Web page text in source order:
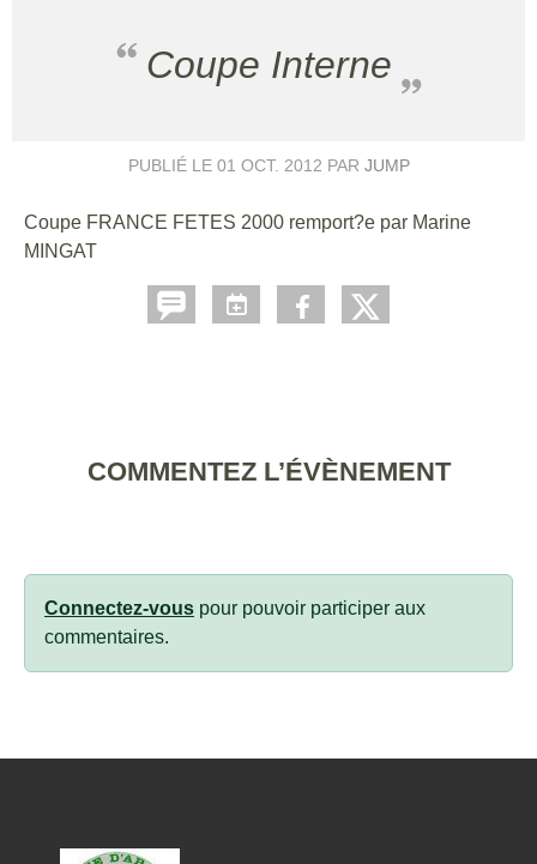
Coupe Interne
PUBLIÉ LE 01 OCT. 2012 PAR JUMP
Coupe FRANCE FETES 2000 remport?e par Marine
MINGAT
COMMENTEZ L’ÉVÈNEMENT
Connectez-vous pour pouvoir participer aux
commentaires.